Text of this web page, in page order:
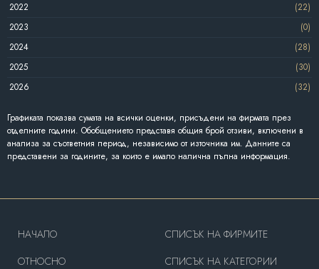
2022
(22)
2023
(0)
2024
(28)
2025
(30)
2026
(32)
Графиката показва сумата на всички оценки, присъдени на фирмата през
отделните години. Обобщението представя общия брой отзиви, включени в
анализа за съответния период, независимо от източника им. Данните са
представени за годините, за които е имало налична пълна информация.
HAЧАЛО
OТНОСНО
СПИСЪК НА ФИРМИТЕ
СПИСЪК НА КАТЕГОРИИ